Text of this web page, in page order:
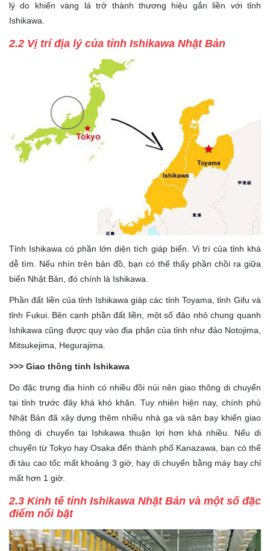
lý do khiến vàng lá trở thành thương hiệu gắn liền với tỉnh
Ishikawa.
2.2 Vị trí địa lý của tỉnh Ishikawa Nhật Bản
Tỉnh Ishikawa có phần lớn diện tích giáp biển. Vị trí của tỉnh khá
dễ tìm. Nếu nhìn trên bản đồ, bạn có thể thấy phần chồi ra giữa
biển Nhật Bản, đó chính là Ishikawa.
Phần đất liền của tỉnh Ishikawa giáp các tỉnh Toyama, tỉnh Gifu và
tỉnh Fukui. Bên cạnh phần đất liền, một số đảo nhỏ chung quanh
Ishikawa cũng được quy vào địa phận của tỉnh như đảo Notojima,
Mitsukejima, Hegurajima.
>>> Giao thông tỉnh Ishikawa
Do đặc trưng địa hình có nhiều đồi núi nên giao thông di chuyển
tại tỉnh trước đây khá khó khăn. Tuy nhiên hiện nay, chính phủ
Nhật Bản đã xây dựng thêm nhiều nhà ga và sân bay khiến giao
thông di chuyển tại Ishikawa thuận lợi hơn khá nhiều. Nếu di
chuyển từ Tokyo hay Osaka đến thành phố Kanazawa, bạn có thể
đi tàu cao tốc mất khoảng 3 giờ, hay di chuyển bằng máy bay chỉ
mất hơn 1 giờ.
2.3 Kinh tế tỉnh Ishikawa Nhật Bản và một số đặc
điểm nổi bật